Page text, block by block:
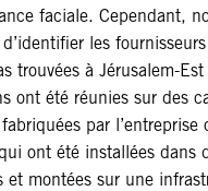
faciale. Cependant,
les
trouvées à Jérusalem-
ont été réunies sur des
par l’entreprise
ont été installées dans
et montées sur une